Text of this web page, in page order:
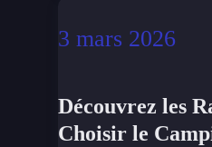
3 mars 2026
Découvrez les
Choisir le